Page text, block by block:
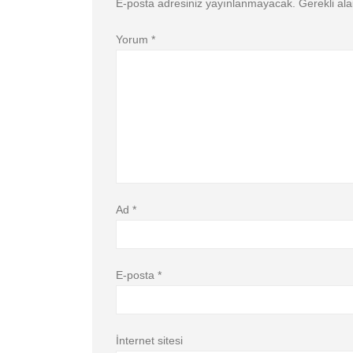
E-posta adresiniz yayınlanmayacak. Gerekli
Yorum *
Ad *
E-posta *
İnternet sitesi